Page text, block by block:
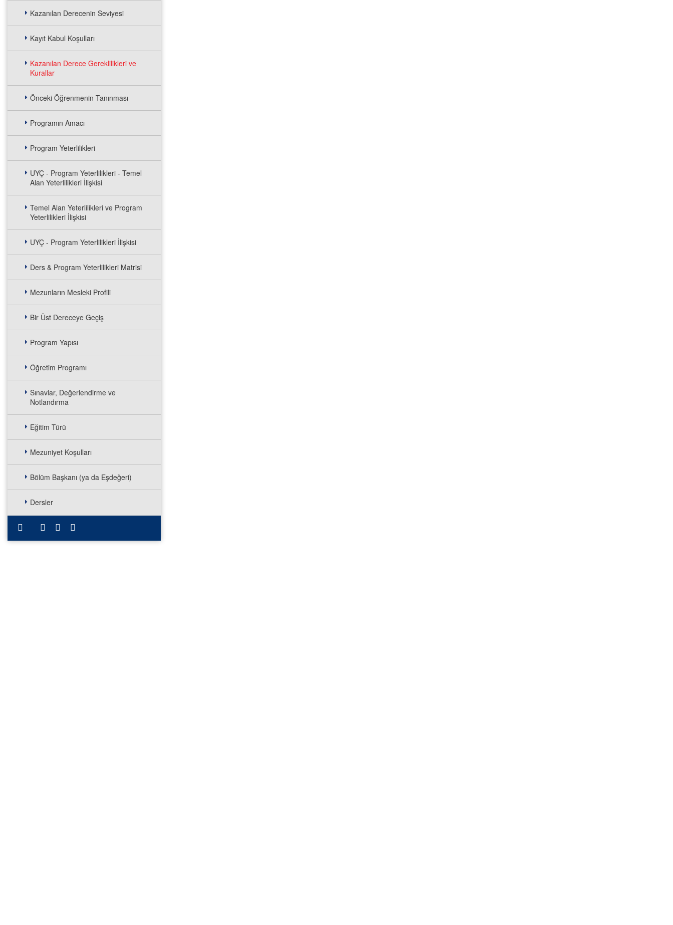
Kazanılan Derecenin Seviyesi
Kayıt Kabul Koşulları
Kazanılan Derece Gereklilikleri ve
Kurallar
Önceki Öğrenmenin Tanınması
Programın Amacı
Program Yeterlilikleri
UYÇ - Program Yeterlilikleri - Temel
Alan Yeterlilikleri İlişkisi
Temel Alan Yeterlilikleri ve Program
Yeterlilikleri İlişkisi
UYÇ - Program Yeterlilikleri İlişkisi
Ders & Program Yeterlilikleri Matrisi
Mezunların Mesleki Profili
Bir Üst Dereceye Geçiş
Program Yapısı
Öğretim Programı
Sınavlar, Değerlendirme ve
Notlandırma
Eğitim Türü
Mezuniyet Koşulları
Bölüm Başkanı (ya da Eşdeğeri)
Dersler